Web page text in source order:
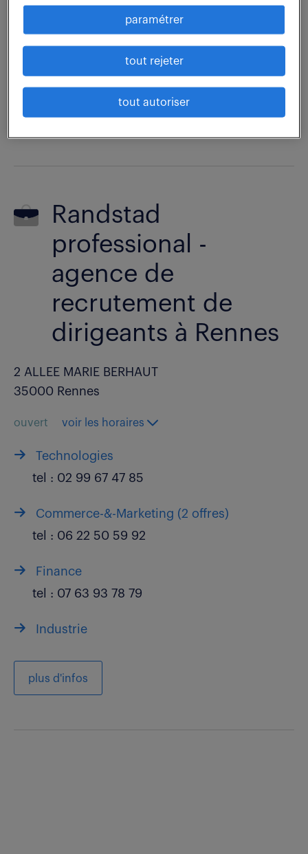
tel :02 99 67 41 20
Commerce-&-Marketing
02 99 67 41 20
plus d'infos
Randstad
professional -
agence de
recrutement de
dirigeants à Rennes
2 ALLEE MARIE BERHAUT
35000 Rennes
ouvert voir les horaires
Technologies
tel : 02 99 67 47 85
Commerce-&-Marketing (2 offres)
tel : 06 22 50 59 92
Finance
tel : 07 63 93 78 79
Industrie
plus d'infos
paramétrer
tout rejeter
tout autoriser